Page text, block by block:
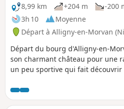
8,99 km
+204 m
-200
3h 10
Moyenne
Départ à Alligny-en-Morvan
Départ du bourg d'Alligny-en-
son charmant château pour une
un peu sportive qui fait découvrir
forêts et les petits ruisseaux.